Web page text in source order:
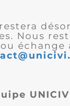
Nous
échange